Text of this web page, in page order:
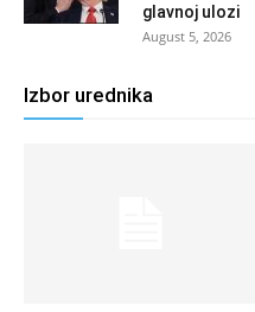
glavnoj ulozi
August 5, 2026
Izbor urednika